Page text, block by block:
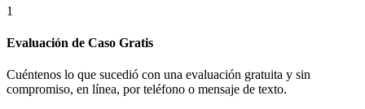
1
Evaluación de Caso Gratis
Cuéntenos lo que sucedió con una evaluación gratuita y sin
compromiso, en línea, por teléfono o mensaje de texto.